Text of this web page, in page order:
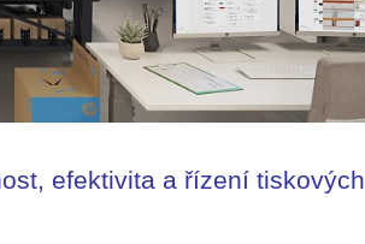
efektivita a řízení tiskových